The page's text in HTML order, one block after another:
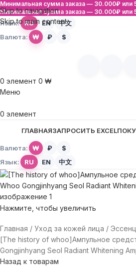
Skip to navigation
Skip to main content
Минимальная сумма заказа — 30.000₽ или
Минимальная сумма заказа — 30.000₽ или
Язык: RU EN
中文
Валюта:
₩ ₽ $
0 элемент 0 ₩
Меню
0 элемент
ГЛАВНАЯЗАПРОСИТЬ EXCEL
Валюта: ₩ ₽
$
Язык:
RU EN 中文
Нажмите, чтобы увеличить
Главная Уход за кожей лица
[The history of whoo]Ампульное
Gongjinhyang Seol Radiant Whitening
Назад к товарам